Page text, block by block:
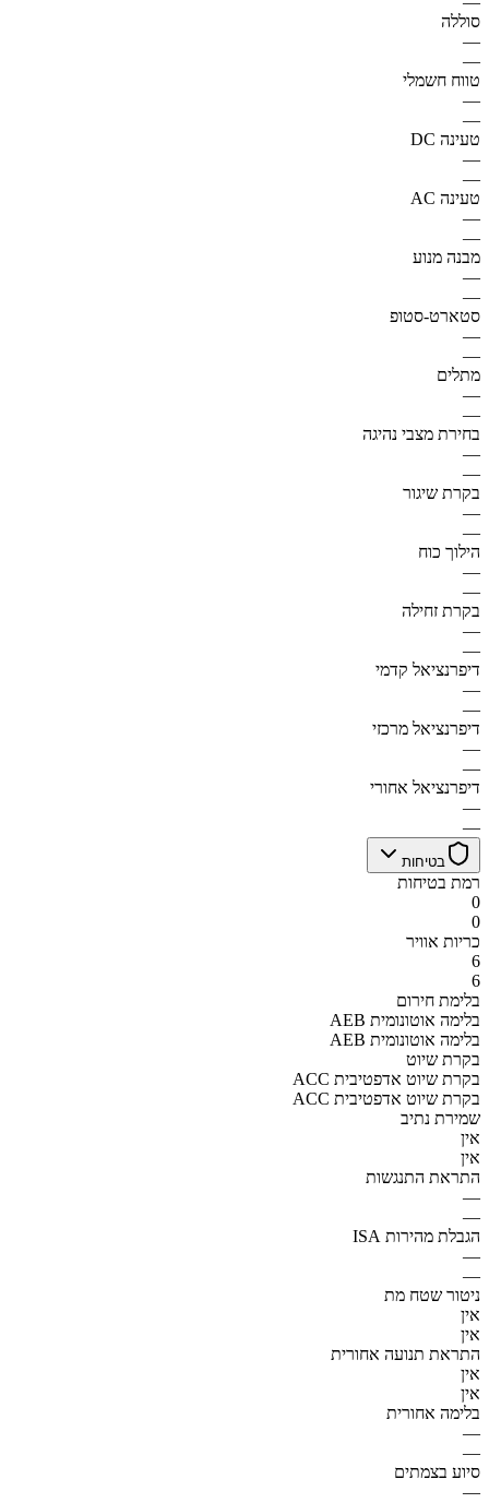
סוללה
—
—
טווח חשמלי
—
—
טעינה DC
—
—
טעינה AC
—
—
מבנה מנוע
—
—
סטארט-סטופ
—
—
מתלים
—
—
בחירת מצבי נהיגה
—
—
בקרת שיגור
—
—
הילוך כוח
—
—
בקרת זחילה
—
—
דיפרנציאל קדמי
—
—
דיפרנציאל מרכזי
—
—
דיפרנציאל אחורי
—
—
בטיחות
רמת בטיחות
0
0
כריות אוויר
6
6
בלימת חירום
AEB בלימה אוטונומית
AEB בלימה אוטונומית
בקרת שיוט
ACC בקרת שיוט אדפטיבית
ACC בקרת שיוט אדפטיבית
שמירת נתיב
אין
אין
התראת התנגשות
—
—
הגבלת מהירות ISA
—
—
ניטור שטח מת
אין
אין
התראת תנועה אחורית
אין
אין
בלימה אחורית
—
—
סיוע בצמתים
—